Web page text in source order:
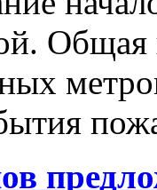
Общая